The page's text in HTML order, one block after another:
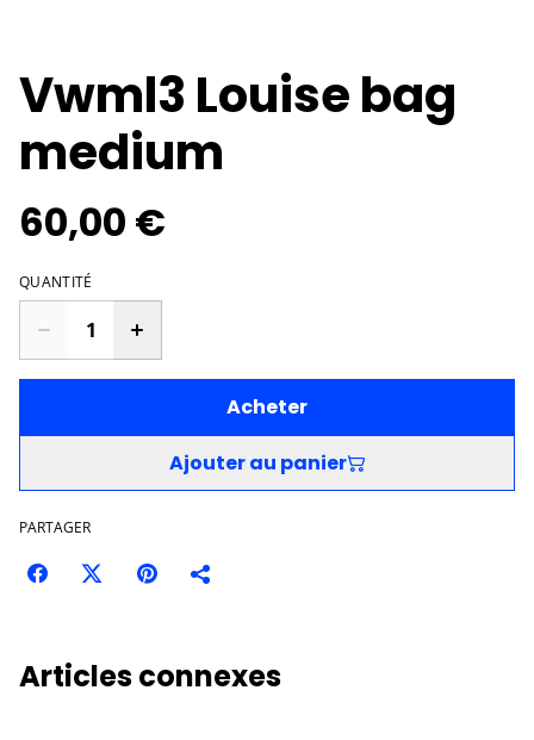
Vwml3 Louise bag
medium
60,00 €
QUANTITÉ
Acheter
Ajouter au panier
PARTAGER
Articles connexes